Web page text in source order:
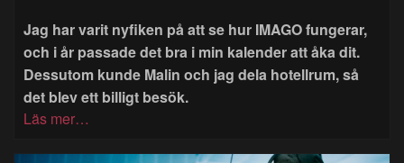
Jag har varit nyfiken på att se hur IMAGO fungerar,
och i år passade det bra i min kalender att åka dit.
Dessutom kunde Malin och jag dela hotellrum, så
det blev ett billigt besök.
Läs mer…